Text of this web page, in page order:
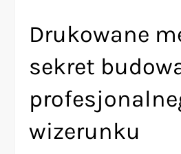
Drukowane
sekret
wizerunku